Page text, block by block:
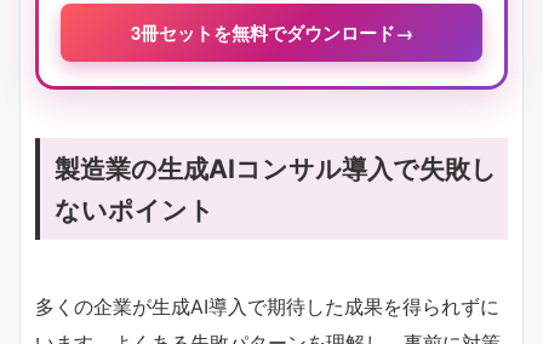
3冊セットを無料でダウンロード →
製造業の生成AIコンサル導入で失敗し
ないポイント
多くの企業が生成AI導入で期待した成果を得られずに